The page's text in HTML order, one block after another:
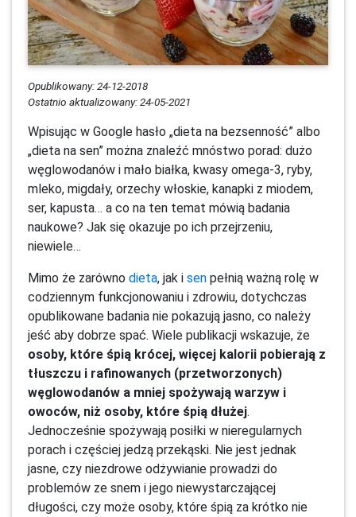
Opublikowany: 24-12-2018
Ostatnio aktualizowany: 24-05-2021
Wpisując w Google hasło „dieta na bezsenność” albo
„dieta na sen” można znaleźć mnóstwo porad: dużo
węglowodanów i mało białka, kwasy omega-3, ryby,
mleko, migdały, orzechy włoskie, kanapki z miodem,
ser, kapusta… a co na ten temat mówią badania
naukowe? Jak się okazuje po ich przejrzeniu,
niewiele…
Mimo że zarówno dieta, jak i sen pełnią ważną rolę w
codziennym funkcjonowaniu i zdrowiu, dotychczas
opublikowane badania nie pokazują jasno, co należy
jeść aby dobrze spać. Wiele publikacji wskazuje, że
osoby, które śpią krócej, więcej kalorii pobierają z
tłuszczu i rafinowanych (przetworzonych)
węglowodanów a mniej spożywają warzyw i
owoców, niż osoby, które śpią dłużej.
Jednocześnie spożywają posiłki w nieregularnych
porach i częściej jedzą przekąski. Nie jest jednak
jasne, czy niezdrowe odżywianie prowadzi do
problemów ze snem i jego niewystarczającej
długości, czy może osoby, które śpią za krótko nie